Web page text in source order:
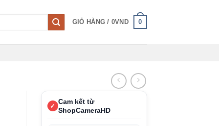
GIỎ HÀNG / 0VND 0
✓
Cam kết từ
ShopCameraHD